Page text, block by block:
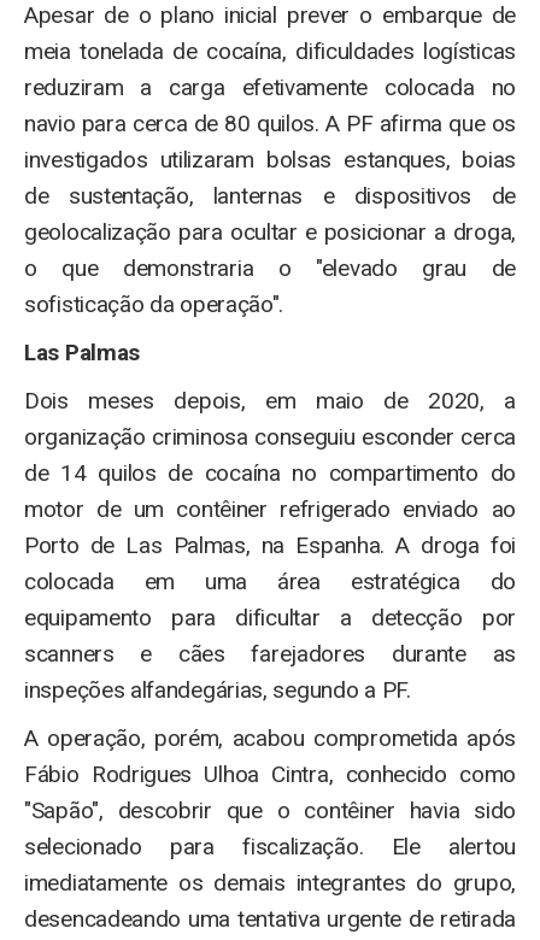
Apesar de o plano inicial prever o embarque de
meia tonelada de cocaína, dificuldades logísticas
reduziram a carga efetivamente colocada no
navio para cerca de 80 quilos. A PF afirma que os
investigados utilizaram bolsas estanques, boias
de sustentação, lanternas e dispositivos de
geolocalização para ocultar e posicionar a droga,
o que demonstraria o "elevado grau de
sofisticação da operação".
Las Palmas
Dois meses depois, em maio de 2020, a
organização criminosa conseguiu esconder cerca
de 14 quilos de cocaína no compartimento do
motor de um contêiner refrigerado enviado ao
Porto de Las Palmas, na Espanha. A droga foi
colocada em uma área estratégica do
equipamento para dificultar a detecção por
scanners e cães farejadores durante as
inspeções alfandegárias, segundo a PF.
A operação, porém, acabou comprometida após
Fábio Rodrigues Ulhoa Cintra, conhecido como
"Sapão", descobrir que o contêiner havia sido
selecionado para fiscalização. Ele alertou
imediatamente os demais integrantes do grupo,
desencadeando uma tentativa urgente de retirada